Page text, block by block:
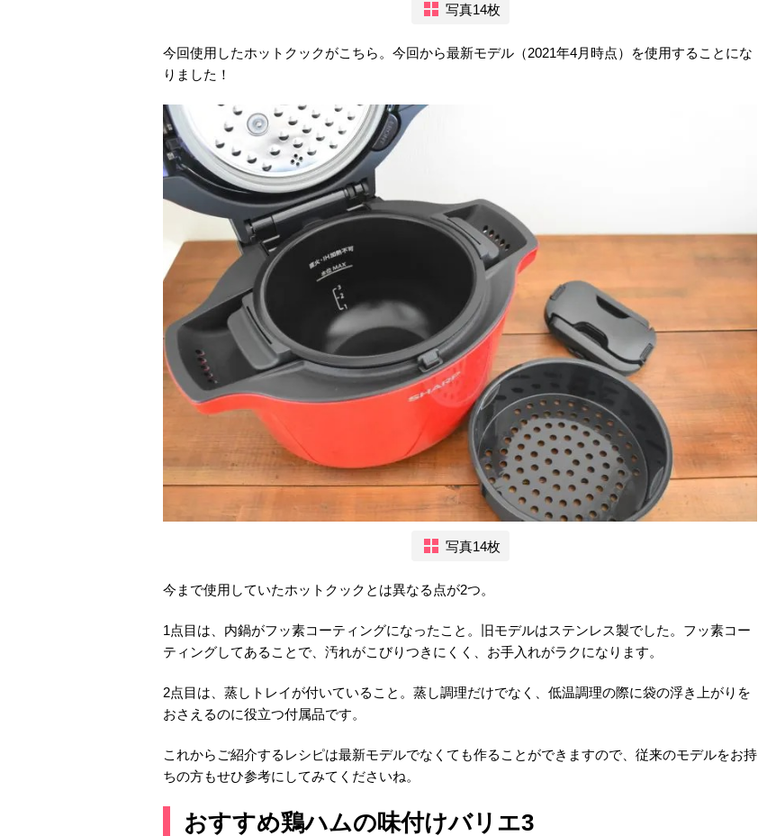
写真14枚
今回使用したホットクックがこちら。今回から最新モデル（2021年4月時点）を使用することにな
りました！
写真14枚
今まで使用していたホットクックとは異なる点が2つ。
1点目は、内鍋がフッ素コーティングになったこと。旧モデルはステンレス製でした。フッ素コー
ティングしてあることで、汚れがこびりつきにくく、お手入れがラクになります。
2点目は、蒸しトレイが付いていること。蒸し調理だけでなく、低温調理の際に袋の浮き上がりを
おさえるのに役立つ付属品です。
これからご紹介するレシピは最新モデルでなくても作ることができますので、従来のモデルをお持
ちの方もせひ参考にしてみてくださいね。
おすすめ鶏ハムの味付けバリエ3